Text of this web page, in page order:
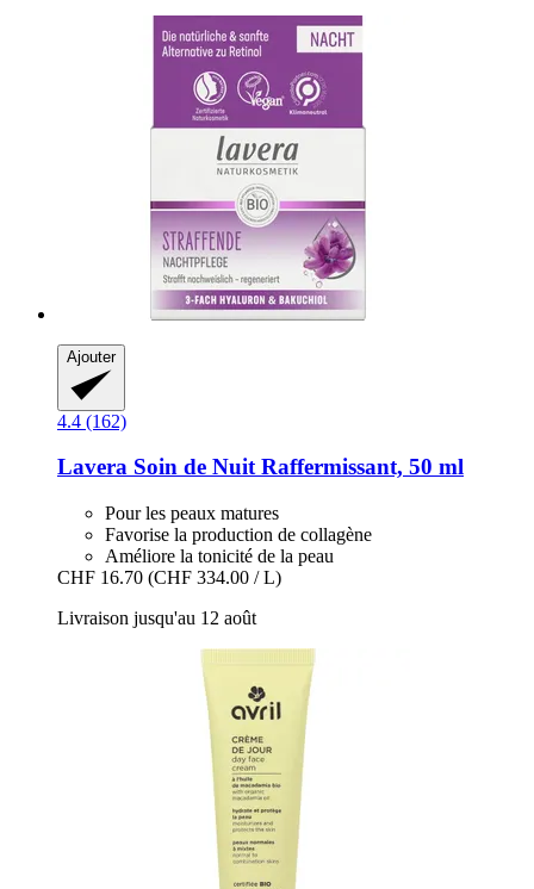
Ajouter
4.4 (162)
Lavera Soin de Nuit Raffermissant, 50 ml
Pour les peaux matures
Favorise la production de collagène
Améliore la tonicité de la peau
CHF 16.70 (CHF 334.00 / L)
Livraison jusqu'au 12 août